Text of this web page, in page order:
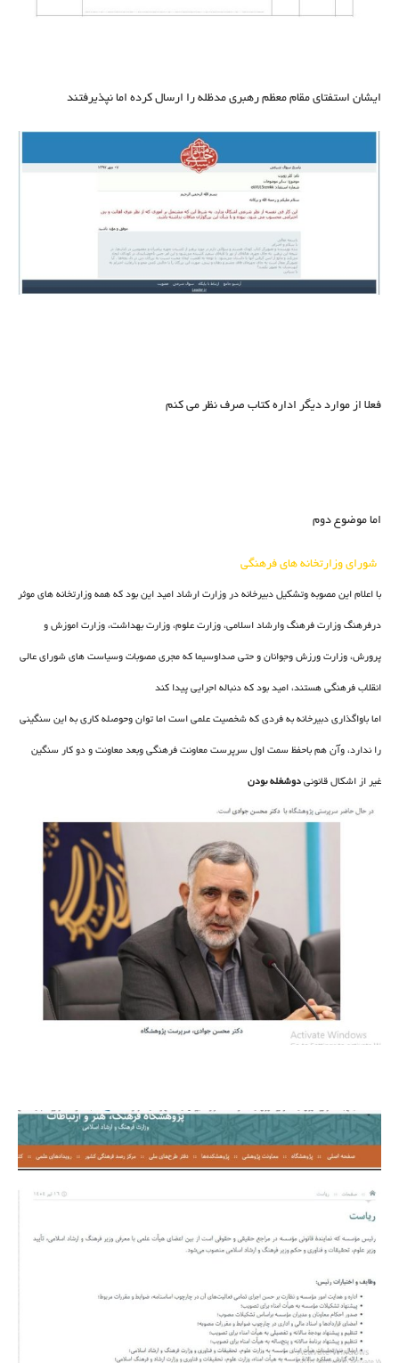
ایشان استفتای مقام معظم رهبری مدظله را ارسال کرده اما نپذیرفتند
فعلا از موارد دیگر اداره کتاب صرف نظر می کنم
اما موضوع دوم
شورای وزارتخانه های فرهنگی
با اعلام این مصوبه وتشکیل دبیرخانه در وزارت ارشاد امید این بود که همه وزارتخانه های موثر
درفرهنگ وزارت فرهنگ وارشاد اسلامی، وزارت علوم، وزارت بهداشت، وزارت اموزش و
پرورش، وزارت ورزش وجوانان و حتی صداوسیما که مجری مصوبات وسیاست های شورای عالی
انقلاب فرهنگی هستند، امید بود که دنباله اجرایی پیدا کند
اما باواگذاری دبیرخانه به فردی که شخصیت علمی است اما توان وحوصله کاری به این سنگینی
را ندارد، وآن هم باحفظ سمت اول سرپرست معاونت فرهنگی وبعد معاونت و دو کار سنگین
غیر از اشکال قانونی دوشغله بودن